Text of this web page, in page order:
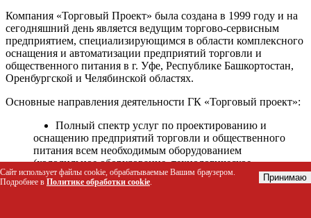
Компания «Торговый Проект» была создана в 1999 году и на
сегодняшний день является ведущим торгово-сервисным
предприятием, специализирующимся в области комплексного
оснащения и автоматизации предприятий торговли и
общественного питания в г. Уфе, Республике Башкортостан,
Оренбургской и Челябинской областях.
Основные направления деятельности ГК «Торговый проект»:
Полный спектр услуг по проектированию и
оснащению предприятий торговли и общественного
питания всем необходимым оборудованием
(холодильное оборудование, технологическое
оборудование, стеллажное оборудование и т.д.);
Автоматизация торговых процессов и внедрения
Сайт использует файлы cookie, обрабатываемые Вашим браузером.
Подробнее в Политике обработки cookie. Принимаю